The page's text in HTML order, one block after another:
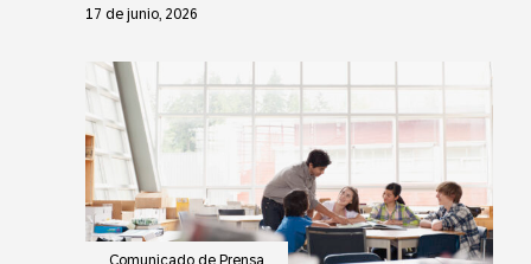
17 de junio, 2026
Comunicado de Prensa